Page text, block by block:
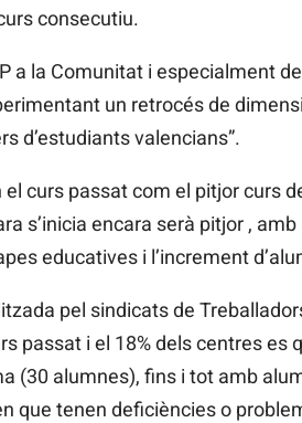
consecutiu.
a la Comunitat i especialment
un retrocés de
d’estudiants valencians”.
curs passat com el pitjor curs
s’inicia encara serà pitjor ,
educatives i l’increment
pel sindicats de
passat i el 18% dels centres es
(30 alumnes), fins i tot amb
que tenen deficiències o